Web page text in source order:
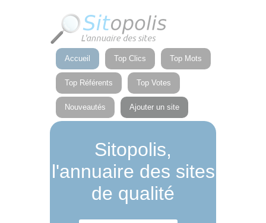
Accueil Top Clics Top Mots
Top Référents Top Votes
Nouveautés Ajouter un site
Sitopolis,
l'annuaire des sites
de qualité